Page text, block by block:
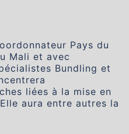
Pays du
Mali et avec
Bundling et
liées à la mise en
aura entre autres la